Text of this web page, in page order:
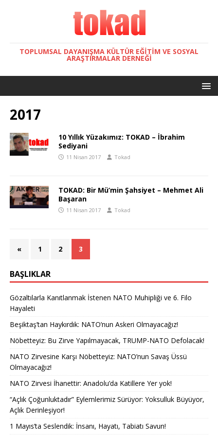
TOPLUMSAL DAYANIŞMA KÜLTÜR EĞITIM VE SOSYAL
ARAŞTIRMALAR DERNEĞI
2017
10 Yıllık Yüzakımız: TOKAD – İbrahim
Sediyani
11 Nisan 2017 Tokad
TOKAD: Bir Mü’min Şahsiyet – Mehmet Ali
Başaran
11 Nisan 2017 Tokad
« 1 2 3
BAŞLIKLAR
Gözaltılarla Kanıtlanmak İstenen NATO Muhipliği ve 6. Filo
Hayaleti
Beşiktaş’tan Haykırdık: NATO’nun Askeri Olmayacağız!
Nöbetteyiz: Bu Zirve Yapılmayacak, TRUMP-NATO Defolacak!
NATO Zirvesine Karşı Nöbetteyiz: NATO’nun Savaş Üssü
Olmayacağız!
NATO Zirvesi İhanettir: Anadolu’da Katillere Yer yok!
“Açlık Çoğunluktadır” Eylemlerimiz Sürüyor: Yoksulluk Büyüyor,
Açlık Derinleşiyor!
1 Mayıs’ta Seslendik: İnsanı, Hayatı, Tabiatı Savun!